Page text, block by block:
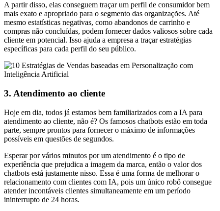
A partir disso, elas conseguem traçar um perfil de consumidor bem
mais exato e apropriado para o segmento das organizações. Até
mesmo estatísticas negativas, como abandonos de carrinho e
compras não concluídas, podem fornecer dados valiosos sobre cada
cliente em potencial. Isso ajuda a empresa a traçar estratégias
específicas para cada perfil do seu público.
3. Atendimento ao cliente
Hoje em dia, todos já estamos bem familiarizados com a IA para
atendimento ao cliente, não é? Os famosos chatbots estão em toda
parte, sempre prontos para fornecer o máximo de informações
possíveis em questões de segundos.
Esperar por vários minutos por um atendimento é o tipo de
experiência que prejudica a imagem da marca, então o valor dos
chatbots está justamente nisso. Essa é uma forma de melhorar o
relacionamento com clientes com IA, pois um único robô consegue
atender incontáveis clientes simultaneamente em um período
ininterrupto de 24 horas.